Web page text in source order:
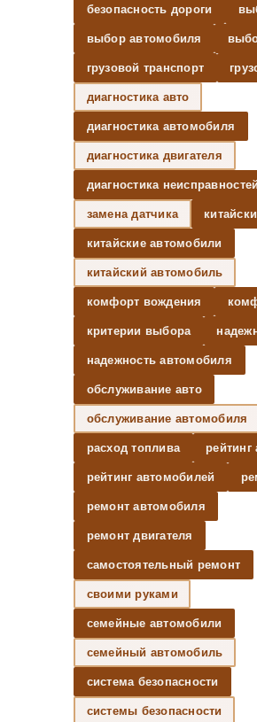
безопасность дороги
выбор автомобиля
грузовой транспорт
диагностика авто
диагностика автомобиля
диагностика двигателя
диагностика неисправностей
замена датчика
китайские автомобили
китайский автомобиль
комфорт вождения
критерии выбора
надежность автомобиля
обслуживание авто
обслуживание автомобиля
расход топлива рейтинг
рейтинг автомобилей
ремонт автомобиля
ремонт двигателя
самостоятельный ремонт
своими руками
семейные автомобили
семейный автомобиль
система безопасности
системы безопасности